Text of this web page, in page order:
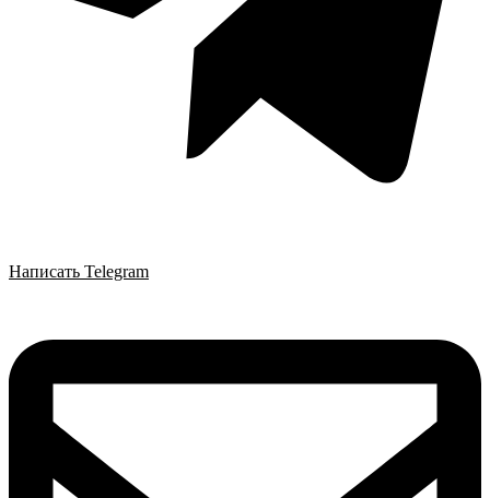
Написать Telegram